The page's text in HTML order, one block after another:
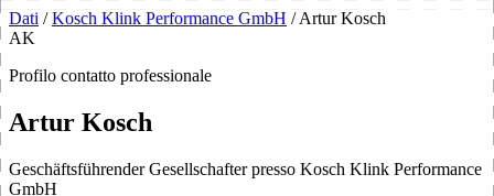
Dati / Kosch Klink Performance GmbH / Artur Kosch
AK
Profilo contatto professionale
Artur Kosch
Geschäftsführender Gesellschafter presso Kosch Klink Performance
GmbH